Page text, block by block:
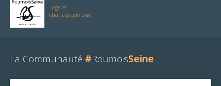
Logo et
charte graphique
La Communauté #RoumoisSeine